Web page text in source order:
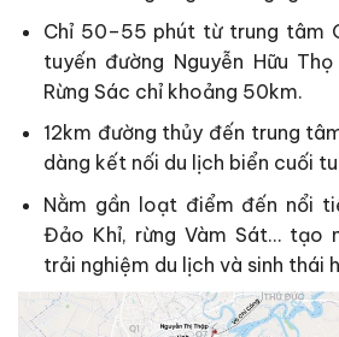
Chỉ 50–55 phút từ trung tâm
tuyến đường Nguyễn Hữu
Rừng Sác chỉ khoảng 50km.
12km đường thủy đến trung
dàng kết nối du lịch biển cuối
Nằm gần loạt điểm đến nổi
Đảo Khỉ, rừng Vàm Sát… tạo
trải nghiệm du lịch và sinh thái